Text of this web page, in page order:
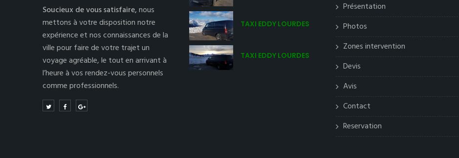
Soucieux de vous satisfaire,nous
mettons à votre disposition notre
expérience et nos connaissances de la
ville pour faire de votre trajet un
voyage agréable, le tout en arrivant à
l’heure à vos rendez-vous personnels
comme professionnels.
TAXI EDDY LOURDES
TAXI EDDY LOURDES
Présentation
Photos
Zones intervention
Devis
Avis
Contact
Reservation